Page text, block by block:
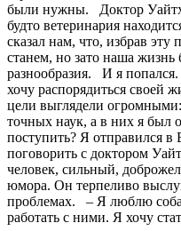
были нужны. Доктор
будто ветеринария
сказал нам, что, избрав
станем, но зато наша жизнь
разнообразия. И я
хочу распорядиться своей
цели выглядели
точных наук, а в них я был
поступить? Я отправился
поговорить с доктором
человек, сильный,
юмора. Он терпеливо
проблемах. – Я люблю
работать с ними. Я хочу